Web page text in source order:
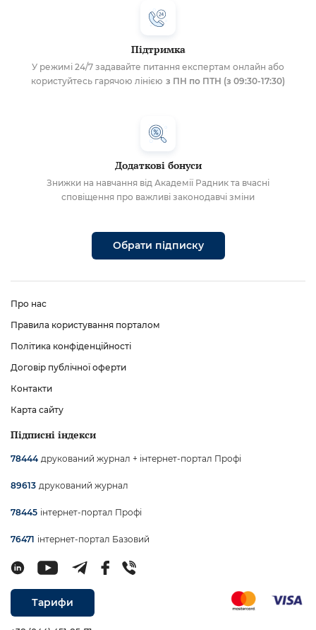
Підтримка
У режимі 24/7 задавайте питання експертам онлайн або
користуйтесь гарячою лінією з ПН по ПТН (з 09:30-17:30)
Додаткові бонуси
Знижки на навчання від Академії Радник та вчасні
сповіщення про важливі законодавчі зміни
Обрати підписку
Про нас
Правила користування порталом
Політика конфіденційності
Договір публічної оферти
Контакти
Карта сайту
Підписні індекси
78444 друкований журнал + інтернет-портал Профі
89613 друкований журнал
78445 інтернет-портал Профі
76471 інтернет-портал Базовий
Тарифи